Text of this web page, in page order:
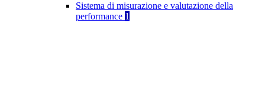
Sistema di misurazione e valutazione della
performance 1